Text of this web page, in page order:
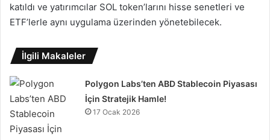
katıldı ve yatırımcılar SOL token’larını hisse senetleri ve
ETF’lerle aynı uygulama üzerinden yönetebilecek.
İlgili Makaleler
Polygon Labs’ten ABD Stablecoin Piyasası
İçin Stratejik Hamle!
17 Ocak 2026